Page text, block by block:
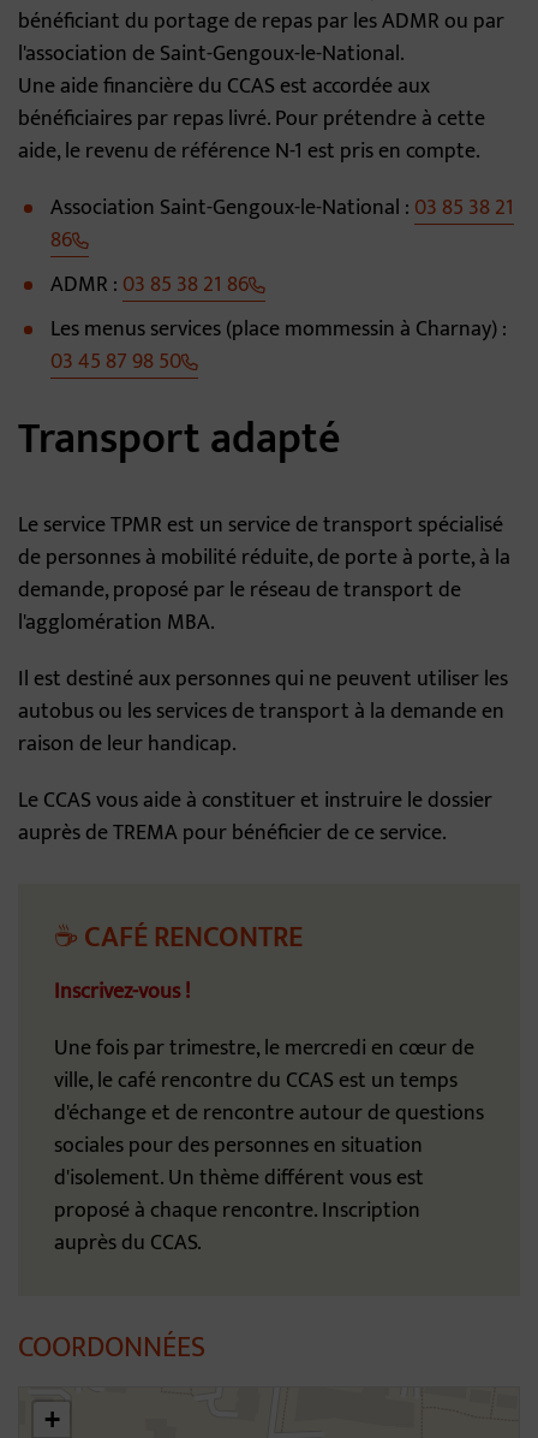
bénéficiant du portage de repas par les ADMR ou par
l'association de Saint-Gengoux-le-National.
Une aide financière du CCAS est accordée aux
bénéficiaires par repas livré. Pour prétendre à cette
aide, le revenu de référence N-1 est pris en compte.
Association Saint-Gengoux-le-National : 03 85 38 21
86
ADMR : 03 85 38 21 86
Les menus services (place mommessin à Charnay) :
03 45 87 98 50
Transport adapté
Le service TPMR est un service de transport spécialisé
de personnes à mobilité réduite, de porte à porte, à la
demande, proposé par le réseau de transport de
l'agglomération MBA.
Il est destiné aux personnes qui ne peuvent utiliser les
autobus ou les services de transport à la demande en
raison de leur handicap.
Le CCAS vous aide à constituer et instruire le dossier
auprès de TREMA pour bénéficier de ce service.
☕ CAFÉ RENCONTRE
Inscrivez-vous !
Une fois par trimestre, le mercredi en cœur de
ville, le café rencontre du CCAS est un temps
d'échange et de rencontre autour de questions
sociales pour des personnes en situation
d'isolement. Un thème différent vous est
proposé à chaque rencontre. Inscription
auprès du CCAS.
COORDONNÉES
46.30923186774408,4.806018676797115
+